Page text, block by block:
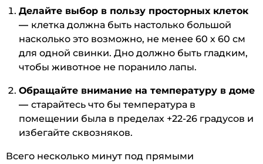
Делайте выбор в пользу просторных клеток
— клетка должна быть настолько большой
насколько это возможно, не менее 60 х 60 см
для одной свинки. Дно должно быть гладким,
чтобы животное не поранило лапы.
Обращайте внимание на температуру в доме
— старайтесь что бы температура в
помещении была в пределах +22-26 градусов и
избегайте сквозняков.
Всего несколько минут под прямыми